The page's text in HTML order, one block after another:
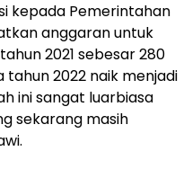
kepada Pemerintahan
anggaran untuk
2021 sebesar 280
2022 naik menjadi
ini sangat luarbiasa
sekarang masih